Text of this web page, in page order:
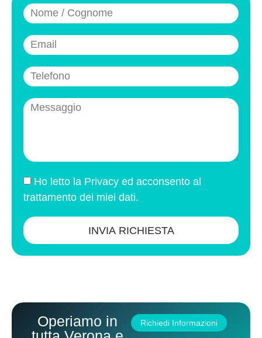
Ho letto la Privacy ed acconsento al
trattamento dei miei dati.
INVIA RICHIESTA
Operiamo in
Richiedi Informazioni